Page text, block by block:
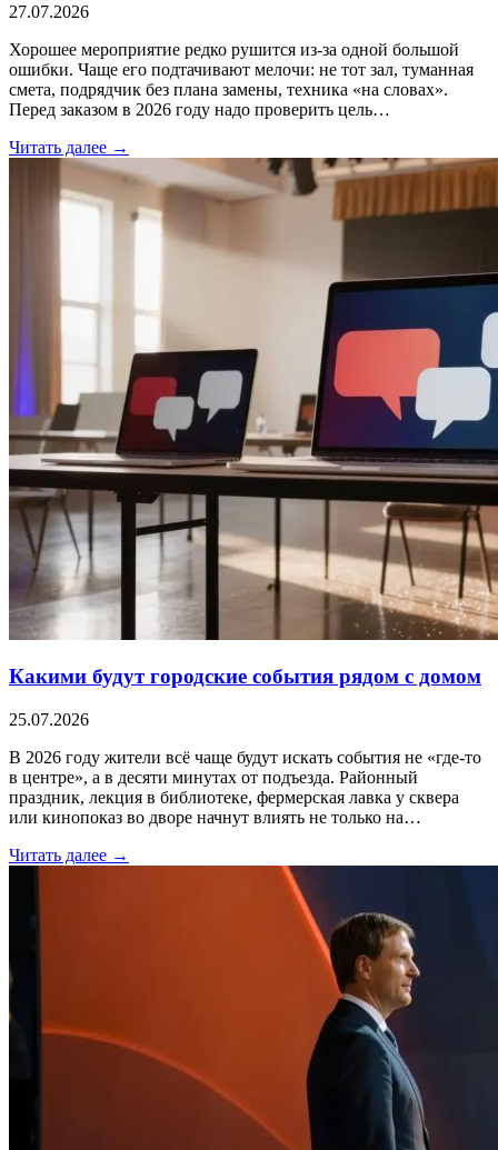
27.07.2026
Хорошее мероприятие редко рушится из-за одной большой
ошибки. Чаще его подтачивают мелочи: не тот зал, туманная
смета, подрядчик без плана замены, техника «на словах».
Перед заказом в 2026 году надо проверить цель…
Читать далее →
Какими будут городские события рядом с домом
25.07.2026
В 2026 году жители всё чаще будут искать события не «где-то
в центре», а в десяти минутах от подъезда. Районный
праздник, лекция в библиотеке, фермерская лавка у сквера
или кинопоказ во дворе начнут влиять не только на…
Читать далее →